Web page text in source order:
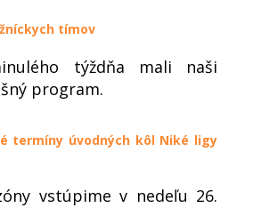
tímov
týždňa mali naši
program.
termíny úvodných kôl Niké ligy
vstúpime v nedeľu 26.